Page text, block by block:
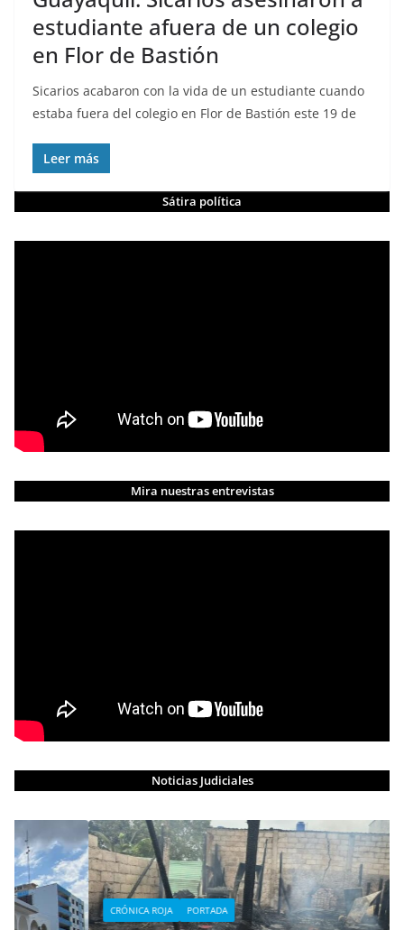
estudiante afuera de un colegio
en Flor de Bastión
Sicarios acabaron con la vida de un estudiante cuando
estaba fuera del colegio en Flor de Bastión este 19 de
Leer más
Sátira política
Mira nuestras entrevistas
Noticias Judiciales
CRÓNICA ROJA PORTADA